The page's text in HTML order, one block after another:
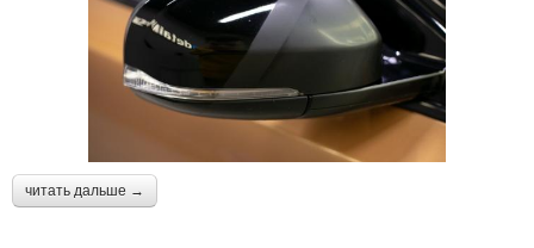
читать дальше →